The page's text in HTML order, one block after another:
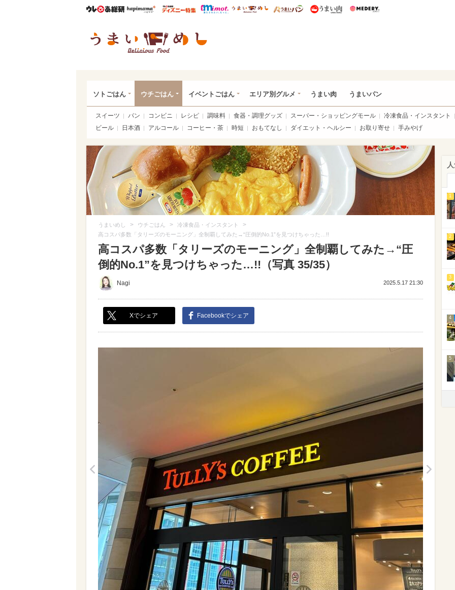
ウレぴあ総研ハピママ* ウレぴあ総研 ディズニー特集
mimot. うまいめし うまいパン うまい肉
ソトごはん ウチごはん イベントごはん エリア別グルメ うまい肉 うまいパン
スイーツ パン コンビニ レシピ 調味料 食器・調理グッズ スーパー・ショッピングモール
冷凍食品・インスタント
ビール
日本酒 アルコール コーヒー・茶 時短 おもてなし ダイエット・ヘルシー お取り寄せ 手みやげ
うまいめし > ウチごはん > 冷凍食品・インスタント >
高コスパ多数「タリーズのモーニング」全制覇してみた→“圧倒的No.1”を見つけちゃった…!!
高コスパ多数「タリーズのモーニング」全制覇してみた→“圧
倒的No.1”を見つけちゃった…!!（写真 35/35）
Nagi 2025.5.17 21:30
Xでシェア Facebookでシェア
1
2
3
4
5